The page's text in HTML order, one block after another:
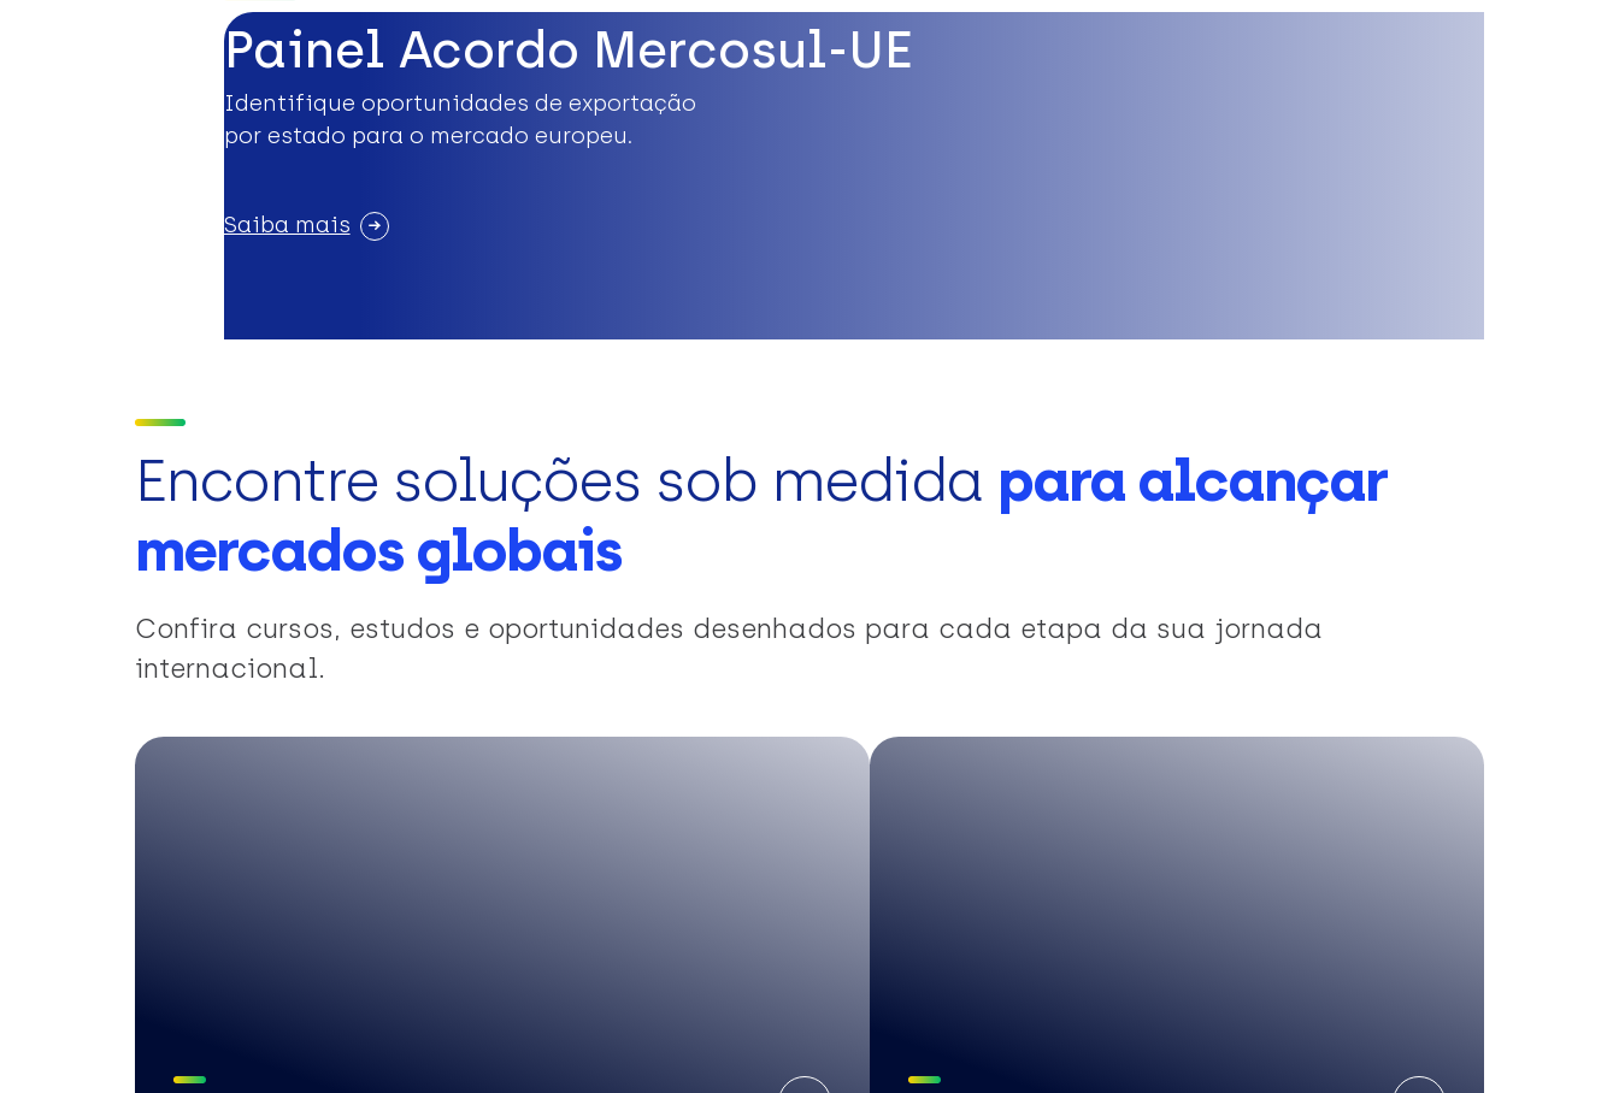
Painel Acordo Mercosul-UE
Identifique oportunidades de exportação
por estado para o mercado europeu.
Saiba mais
Encontre soluções sob medida para alcançar
mercados globais
Confira cursos, estudos e oportunidades desenhados para cada etapa da sua jornada
internacional.